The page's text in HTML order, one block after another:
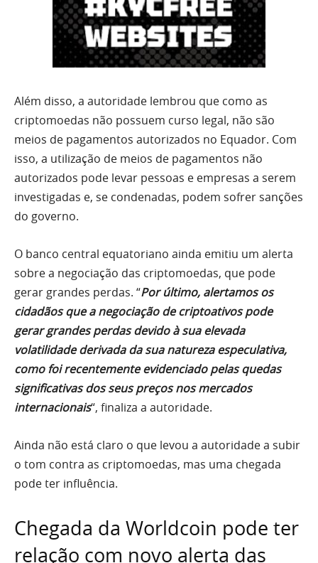
Além disso, a autoridade lembrou que como as
criptomoedas não possuem curso legal, não são
meios de pagamentos autorizados no Equador. Com
isso, a utilização de meios de pagamentos não
autorizados pode levar pessoas e empresas a serem
investigadas e, se condenadas, podem sofrer sanções
do governo.
O banco central equatoriano ainda emitiu um alerta
sobre a negociação das criptomoedas, que pode
gerar grandes perdas. “Por último, alertamos os
cidadãos que a negociação de criptoativos pode
gerar grandes perdas devido à sua elevada
volatilidade derivada da sua natureza especulativa,
como foi recentemente evidenciado pelas quedas
significativas dos seus preços nos mercados
internacionais“, finaliza a autoridade.
Ainda não está claro o que levou a autoridade a subir
o tom contra as criptomoedas, mas uma chegada
pode ter influência.
Chegada da Worldcoin pode ter
relação com novo alerta das